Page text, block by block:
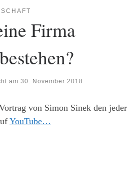
Firma
am 30. November 2018
von Simon Sinek den jeder
YouTube…